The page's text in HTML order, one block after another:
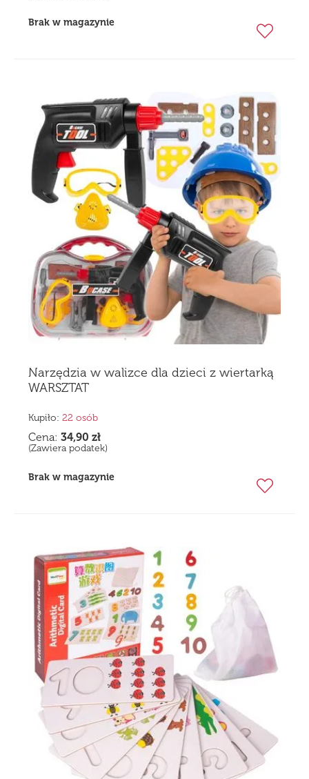
Brak w magazynie
Narzędzia w walizce dla dzieci z wiertarką
WARSZTAT
Kupiło: 22 osób
Cena: 34,90 zł
(Zawiera podatek)
Brak w magazynie